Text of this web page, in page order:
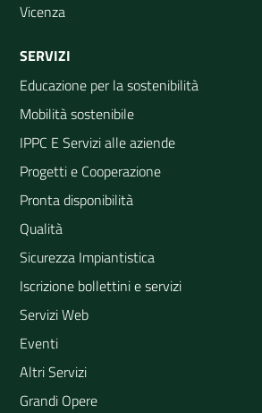
Vicenza
SERVIZI
Educazione per la sostenibilità
Mobilità sostenibile
IPPC E Servizi alle aziende
Progetti e Cooperazione
Pronta disponibilità
Qualità
Sicurezza Impiantistica
Iscrizione bollettini e servizi
Servizi Web
Eventi
Altri Servizi
Grandi Opere